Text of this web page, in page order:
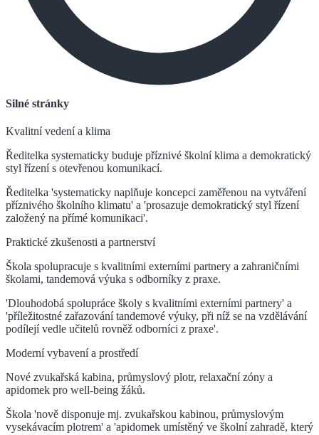
Silné stránky
Kvalitní vedení a klima
Ředitelka systematicky buduje příznivé školní klima a demokratický
styl řízení s otevřenou komunikací.
Ředitelka 'systematicky naplňuje koncepci zaměřenou na vytváření
příznivého školního klimatu' a 'prosazuje demokratický styl řízení
založený na přímé komunikaci'.
Praktické zkušenosti a partnerství
Škola spolupracuje s kvalitními externími partnery a zahraničními
školami, tandemová výuka s odborníky z praxe.
'Dlouhodobá spolupráce školy s kvalitními externími partnery' a
'příležitostné zařazování tandemové výuky, při níž se na vzdělávání
podílejí vedle učitelů rovněž odborníci z praxe'.
Moderní vybavení a prostředí
Nové zvukařská kabina, průmyslový plotr, relaxační zóny a
apidomek pro well-being žáků.
Škola 'nově disponuje mj. zvukařskou kabinou, průmyslovým
vysekávacím plotrem' a 'apidomek umístěný ve školní zahradě, který